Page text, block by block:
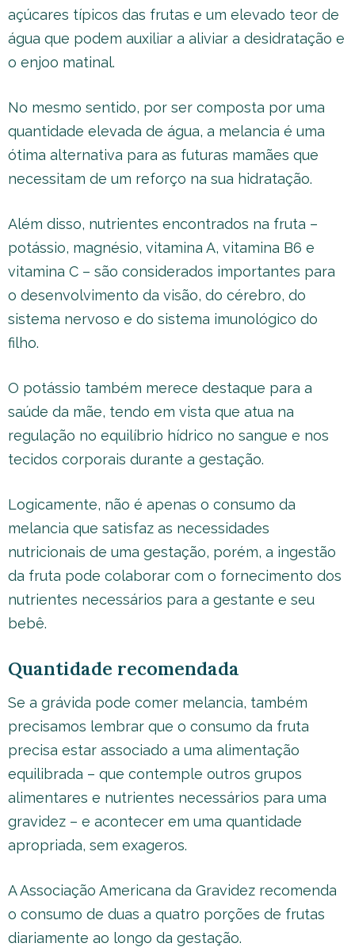
açúcares típicos das frutas e um elevado teor de
água que podem auxiliar a aliviar a desidratação e
o enjoo matinal.
No mesmo sentido, por ser composta por uma
quantidade elevada de água, a melancia é uma
ótima alternativa para as futuras mamães que
necessitam de um reforço na sua hidratação.
Além disso, nutrientes encontrados na fruta –
potássio, magnésio, vitamina A, vitamina B6 e
vitamina C – são considerados importantes para
o desenvolvimento da visão, do cérebro, do
sistema nervoso e do sistema imunológico do
filho.
O potássio também merece destaque para a
saúde da mãe, tendo em vista que atua na
regulação no equilíbrio hídrico no sangue e nos
tecidos corporais durante a gestação.
Logicamente, não é apenas o consumo da
melancia que satisfaz as necessidades
nutricionais de uma gestação, porém, a ingestão
da fruta pode colaborar com o fornecimento dos
nutrientes necessários para a gestante e seu
bebê.
Quantidade recomendada
Se a grávida pode comer melancia, também
precisamos lembrar que o consumo da fruta
precisa estar associado a uma alimentação
equilibrada – que contemple outros grupos
alimentares e nutrientes necessários para uma
gravidez – e acontecer em uma quantidade
apropriada, sem exageros.
A Associação Americana da Gravidez recomenda
o consumo de duas a quatro porções de frutas
diariamente ao longo da gestação.